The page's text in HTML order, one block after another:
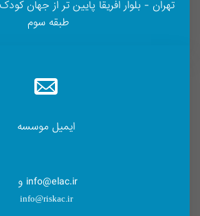
طبقه سوم
ایمیل موسسه
info@elac.ir و
info@riskac.ir